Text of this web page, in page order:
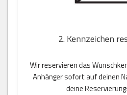
2. Kennzeichen
Wir reservieren das
Anhänger sofort auf deinen
deine